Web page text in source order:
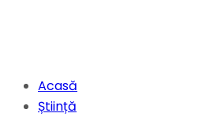
Acasă
Știință